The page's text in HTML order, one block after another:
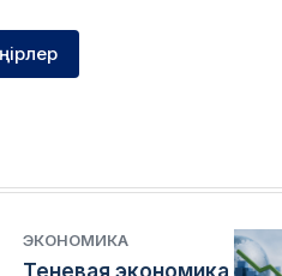
ЭКОНОМИКА
Теневая экономика